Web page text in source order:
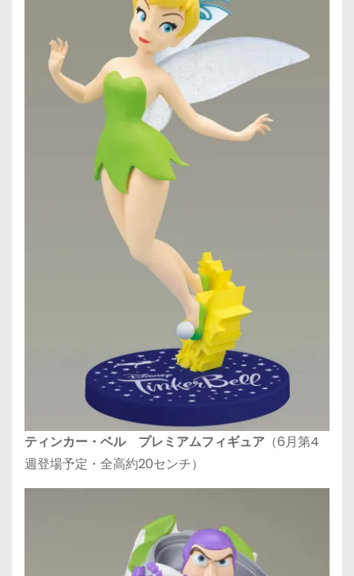
ティンカー・ベル プレミアムフィギュア （6月第4
週登場予定・全高約20センチ）